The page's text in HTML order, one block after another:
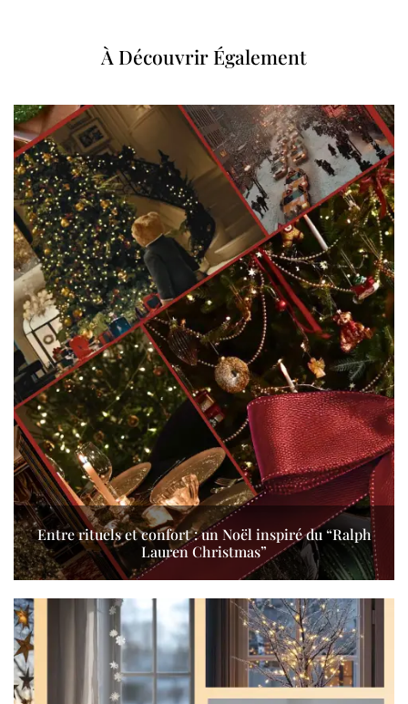
À Découvrir Également
Entre rituels et confort : un Noël inspiré du “Ralph
Lauren Christmas”